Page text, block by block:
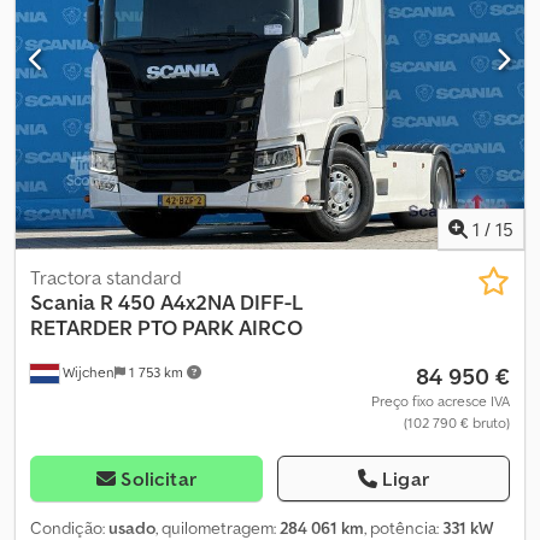
* Câmera de marcha-atrás * Pneus em mau estado Djdozrir Rjpfx
Anlowa
1 / 15
Wijchen 1 753 km
Tractora standard
Scania R 450 A4x2NA DIFF-L
RETARDER PTO PARK AIRCO
84 950 €
Preço fixo acresce IVA
(102 790 € bruto)
Solicitar Ligar
Condição:usado, quilometragem:284 061 km, potência: 331 kW